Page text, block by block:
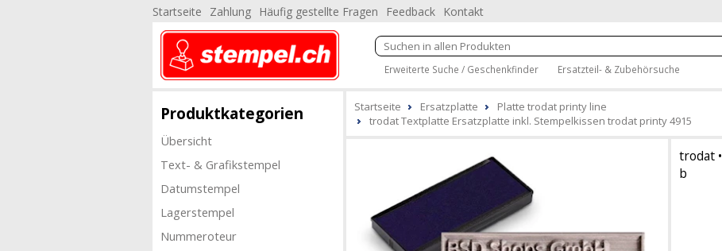
Startseite Zahlung Häufig gestellte Fragen Feedback Kontakt
Erweiterte Suche / Geschenkfinder Ersatzteil- & Zubehörsuche
Produktkategorien
Übersicht
Text- & Grafikstempel
Datumstempel
Lagerstempel
Nummeroteur
Startseite Ersatzplatte
Platte trodat printy line
trodat Textplatte Ersatzplatte inkl. Stempelkissen trodat printy 4915
trodat•
b